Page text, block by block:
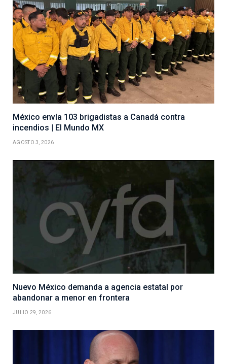
México envía 103 brigadistas a Canadá contra
incendios | El Mundo MX
AGOSTO 3, 2026
Nuevo México demanda a agencia estatal por
abandonar a menor en frontera
JULIO 29, 2026